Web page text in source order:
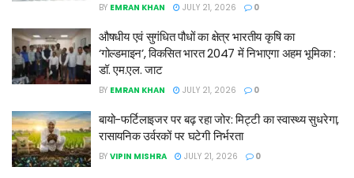
BY EMRAN KHAN JULY 21, 2026 0
औषधीय एवं सुगंधित पौधों का क्षेत्र भारतीय कृषि का
‘गोल्डमाइन’, विकसित भारत 2047 में निभाएगा अहम भूमिका :
डॉ. एम.एल. जाट
BY EMRAN KHAN JULY 21, 2026 0
बायो-फर्टिलाइजर पर बढ़ रहा जोर: मिट्टी का स्वास्थ्य सुधरेगा,
रासायनिक उर्वरकों पर घटेगी निर्भरता
BY VIPIN MISHRA JULY 21, 2026 0